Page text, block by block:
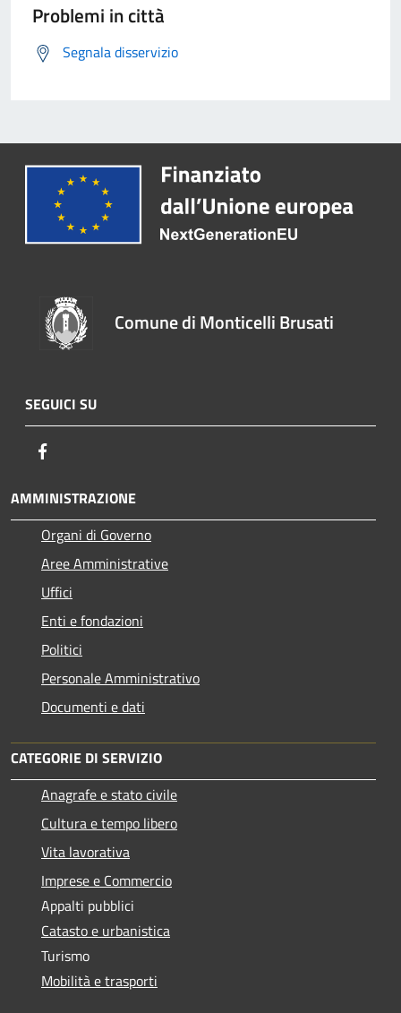
Problemi in città
Segnala disservizio
Comune di Monticelli Brusati
SEGUICI SU
AMMINISTRAZIONE
Organi di Governo
Aree Amministrative
Uffici
Enti e fondazioni
Politici
Personale Amministrativo
Documenti e dati
CATEGORIE DI SERVIZIO
Anagrafe e stato civile
Cultura e tempo libero
Vita lavorativa
Imprese e Commercio
Appalti pubblici
Catasto e urbanistica
Turismo
Mobilità e trasporti